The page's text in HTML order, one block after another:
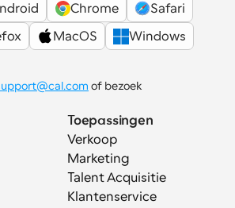
Chrome
Safari
MacOS
Windows
Toepassingen
Verkoop
Marketing
Talent Acquisitie
Klantenservice